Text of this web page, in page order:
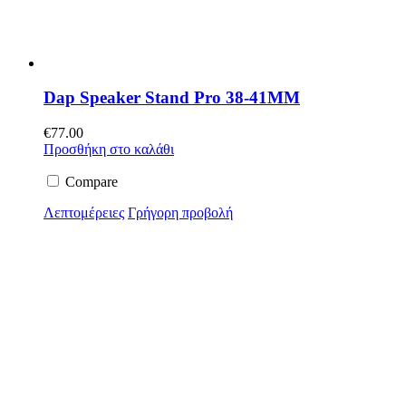
Dap Speaker Stand Pro 38-41MM
€77.00
Προσθήκη στο καλάθι
Compare
Λεπτομέρειες Γρήγορη προβολή